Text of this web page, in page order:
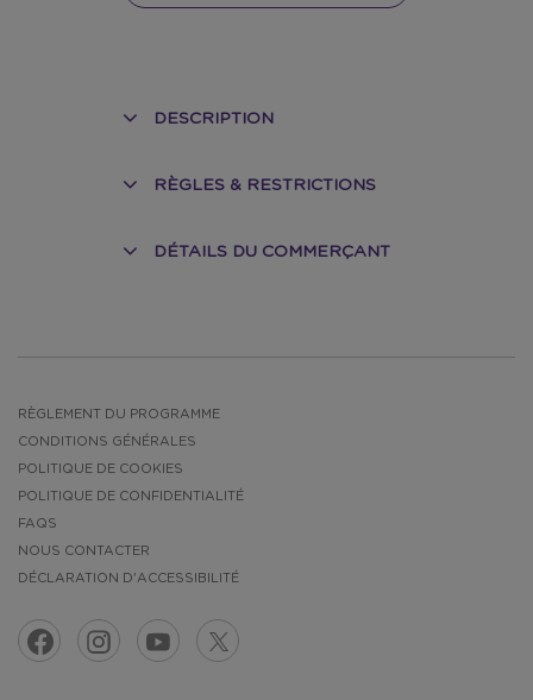
DESCRIPTION
RÈGLES & RESTRICTIONS
DÉTAILS DU COMMERÇANT
RÈGLEMENT DU PROGRAMME
CONDITIONS GÉNÉRALES
POLITIQUE DE COOKIES
POLITIQUE DE CONFIDENTIALITÉ
FAQS
NOUS CONTACTER
DÉCLARATION D'ACCESSIBILITÉ